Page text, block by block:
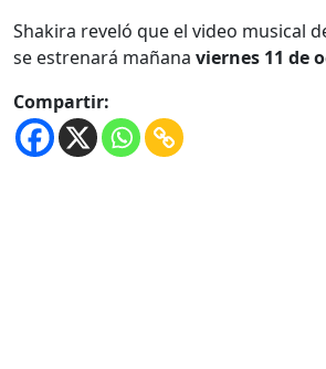
Shakira reveló que el video musical
se estrenará mañana viernes 11 de
Compartir: